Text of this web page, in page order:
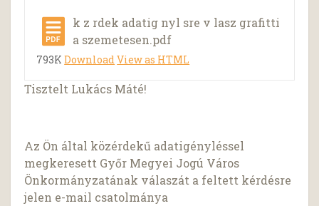
k z rdek adatig nyl sre v lasz grafitti
a szemetesen.pdf
793KDownloadView as HTML
Tisztelt Lukács Máté!
Az Ön által közérdekű adatigényléssel
megkeresett Győr Megyei Jogú Város
Önkormányzatának válaszát a feltett kérdésre
jelen e-mail csatolmánya